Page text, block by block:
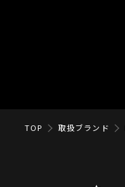
TOP 取扱ブランド